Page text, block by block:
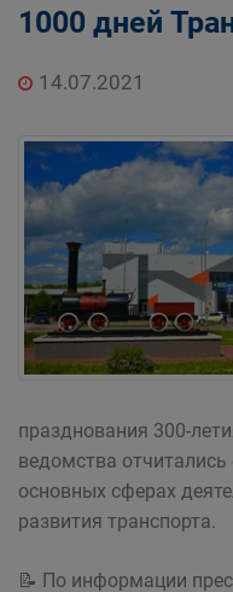
1000 дней
14.07.2021
празднования 300-
ведомства
основных сферах
развития транспорта.
📝 По информации